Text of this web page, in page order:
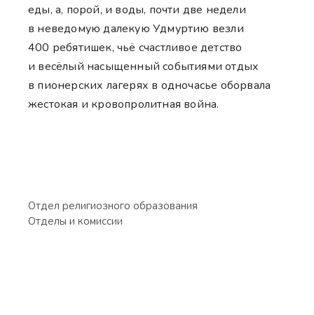
еды, а, порой, и воды, почти две недели
в неведомую далекую Удмуртию везли
400 ребятишек, чьё счастливое детство
и весёлый насыщенный событиями отдых
в пионерских лагерях в одночасье оборвала
жестокая и кровопролитная война.
Отдел религиозного образования
Отделы и комиссии